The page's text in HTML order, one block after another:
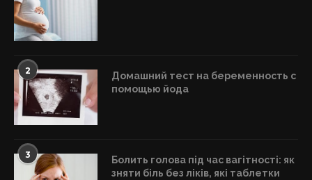
2
Домашний тест на беременность с
помощью йода
3
Болить голова під час вагітності: як
зняти біль без ліків, які таблетки